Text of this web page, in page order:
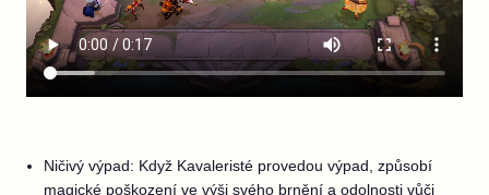
Ničivý výpad: Když Kavaleristé provedou výpad, způsobí
magické poškození ve výši svého brnění a odolnosti vůči